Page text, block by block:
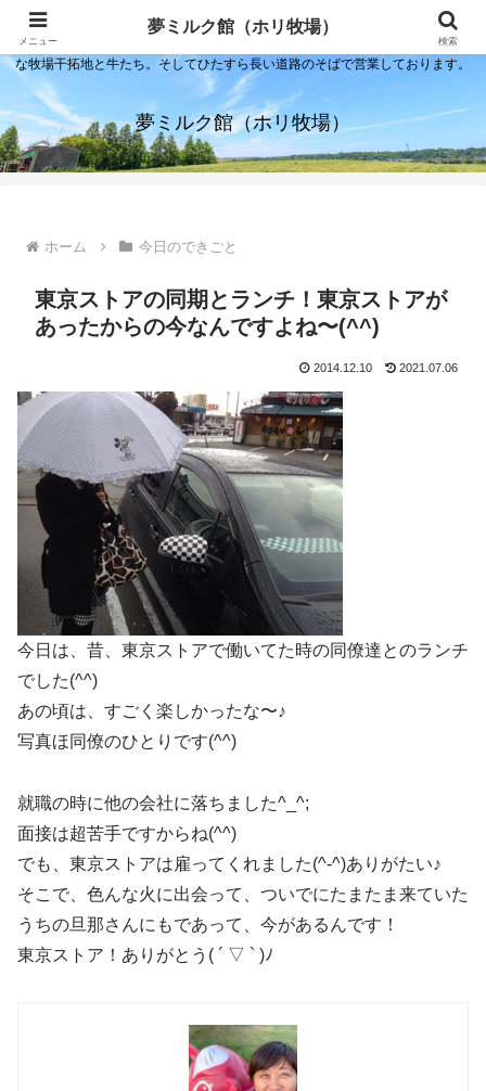
夢ミルク館！それは石川の金沢の隣にある内灘町にあるソフトクリーム屋で
す。日本海のすぐそばで展開する当店は、まるで小京都ならぬ小北海道のよう
な牧場干拓地と牛たち。そしてひたすら長い道路のそばで営業しております。
夢ミルク館（ホリ牧場）
ホーム 今日のできごと
東京ストアの同期とランチ！東京ストアが
あったからの今なんですよね〜(^^)
2014.12.10 2021.07.06
今日は、昔、東京ストアで働いてた時の同僚達とのランチ
でした(^^)
あの頃は、すごく楽しかったな〜♪
写真ほ同僚のひとりです(^^)
就職の時に他の会社に落ちました^_^;
面接は超苦手ですからね(^^)
でも、東京ストアは雇ってくれました(^-^)ありがたい♪
そこで、色んな火に出会って、ついでにたまたま来ていた
うちの旦那さんにもであって、今があるんです！
東京ストア！ありがとう( ´ ▽ ` )ﾉ
メニュー
夢ミルク館（ホリ牧場）
検索